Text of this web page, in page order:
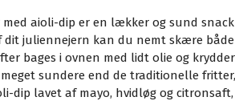
aioli-dip er en lækker og sund
juliennejern kan du nemt skære
bages i ovnen med lidt olie og
sundere end de traditionelle
dip lavet af mayo, hvidløg og